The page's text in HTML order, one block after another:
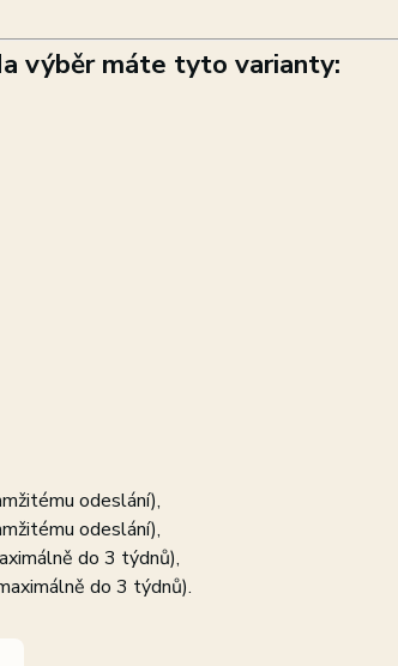
výběr máte tyto varianty:
odeslání),
odeslání),
do 3 týdnů),
do 3 týdnů).